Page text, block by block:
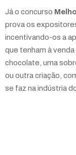
Já o concurso
prova os
incentivando-os a
que tenham à
chocolate, uma
ou outra criação,
se faz na indústria